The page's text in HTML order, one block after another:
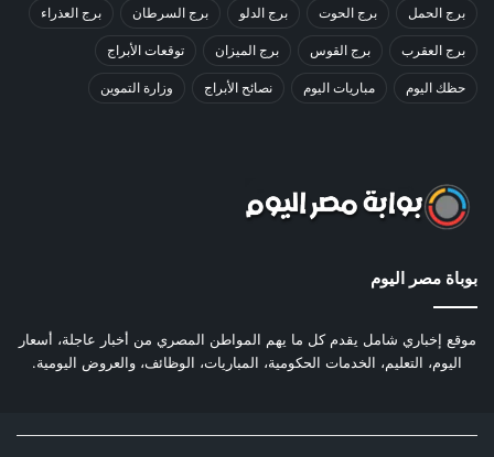
برج الحمل برج الحوت برج الدلو برج السرطان برج العذراء
برج العقرب برج القوس برج الميزان توقعات الأبراج
حظك اليوم مباريات اليوم نصائح الأبراج وزارة التموين
بوباة مصر اليوم
موقع إخباري شامل يقدم كل ما يهم المواطن المصري من أخبار عاجلة، أسعار
اليوم، التعليم، الخدمات الحكومية، المباريات، الوظائف، والعروض اليومية.